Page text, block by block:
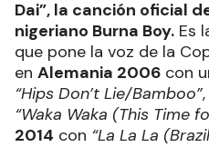
Dai”, la canción oficial
nigeriano Burna Boy. Es
que pone la voz de la
en Alemania 2006 con
“Hips Don’t Lie/Bamboo”
“Waka Waka (This Time
2014 con “La La La